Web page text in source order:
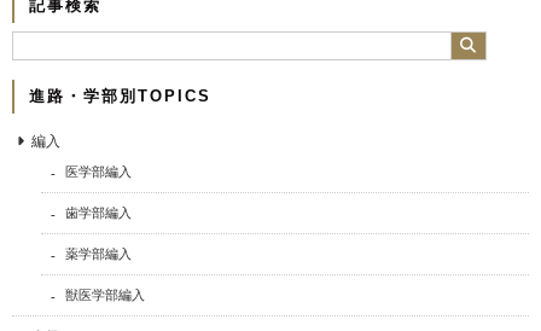
記事検索
進路・学部別TOPICS
編入
医学部編入
歯学部編入
薬学部編入
獣医学部編入